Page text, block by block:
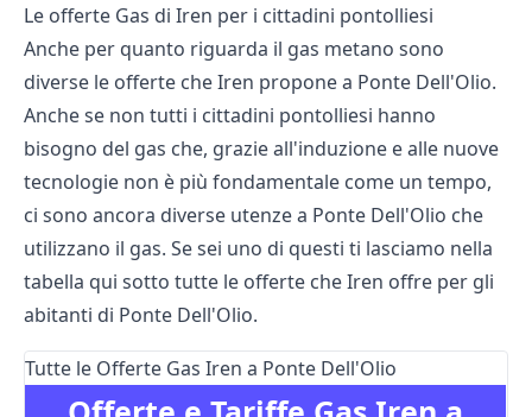
Le offerte Gas di Iren per i cittadini pontolliesi
Anche per quanto riguarda il gas metano sono
diverse le offerte che Iren propone a Ponte Dell'Olio.
Anche se non tutti i cittadini pontolliesi hanno
bisogno del gas che, grazie all'induzione e alle nuove
tecnologie non è più fondamentale come un tempo,
ci sono ancora diverse utenze a Ponte Dell'Olio che
utilizzano il gas. Se sei uno di questi ti lasciamo nella
tabella qui sotto tutte le offerte che Iren offre per gli
abitanti di Ponte Dell'Olio.
Tutte le Offerte Gas Iren a Ponte Dell'Olio